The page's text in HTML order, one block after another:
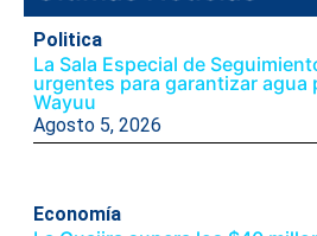
Politica
La Sala Especial de
urgentes para garantizar agua
Wayuu
Agosto 5, 2026
Economía